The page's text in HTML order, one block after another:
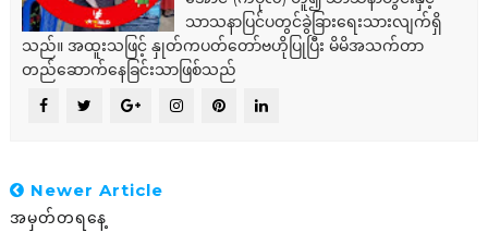
သာသနာပြင်ပတွင်ခွဲခြားရေးသားလျက်ရှိ
သည်။ အထူးသဖြင့် နှုတ်ကပတ်တော်ဗဟိုပြုပြီး မိမိအသက်တာ
တည်ဆောက်နေခြင်းသာဖြစ်သည်
Newer Article
အမှတ်တရနေ့